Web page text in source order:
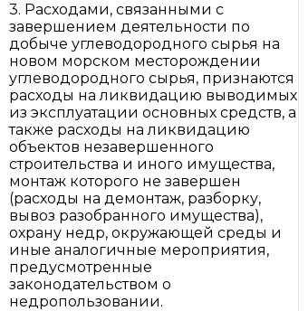
3. Расходами, связанными с
завершением деятельности по
добыче углеводородного сырья на
новом морском месторождении
углеводородного сырья, признаются
расходы на ликвидацию выводимых
из эксплуатации основных средств, а
также расходы на ликвидацию
объектов незавершенного
строительства и иного имущества,
монтаж которого не завершен
(расходы на демонтаж, разборку,
вывоз разобранного имущества),
охрану недр, окружающей среды и
иные аналогичные мероприятия,
предусмотренные
законодательством о
недропользовании.